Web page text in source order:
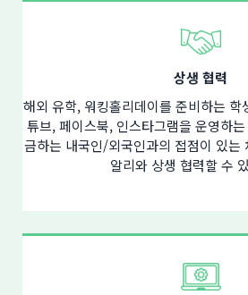
상생 협력
해외 유학, 워킹홀리데이를 준비하는 학
튜브, 페이스북, 인스타그램을 운영하
금하는 내국인/외국인과의 접점이 있는
알리와 상생 협력할 수